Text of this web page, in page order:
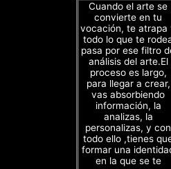
Cuando el arte se
convierte en tu
vocación, te atrapa
todo lo que te
pasa por ese filtro
análisis del arte.El
proceso es largo,
para llegar a crear,
vas absorbiendo
información, la
analizas, la
personalizas, y con
todo ello ,tienes
formar una
en la que se te